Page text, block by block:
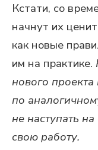
Кстати, со
начнут их
как новые
им на практике.
нового
по
не наступать
свою работу.